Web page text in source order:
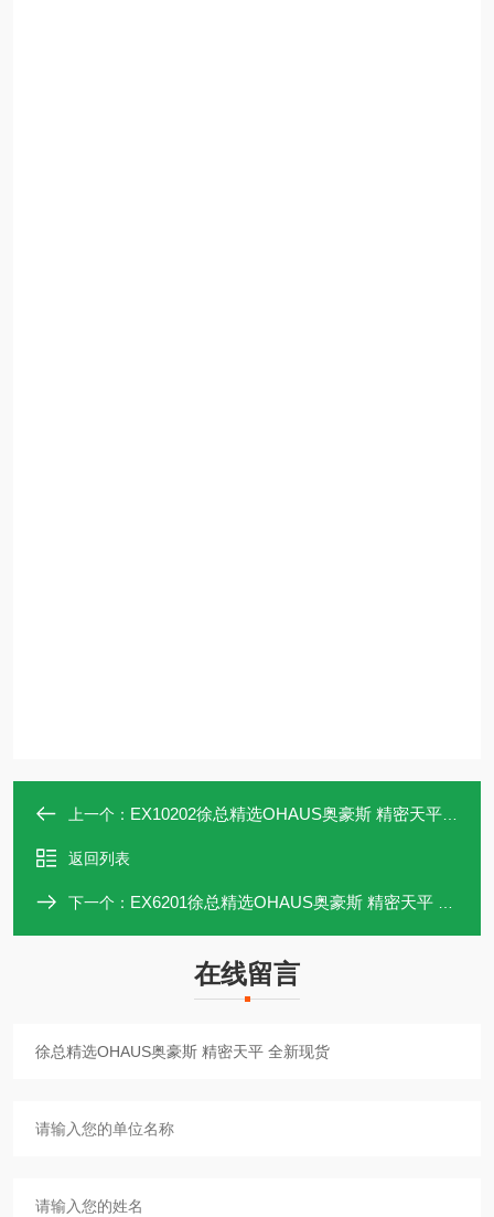
上一个： EX10202徐总精选OHAUS奥豪斯 精密天平 全新现货
返回列表
下一个： EX6201徐总精选OHAUS奥豪斯 精密天平 全新现货
在线留言